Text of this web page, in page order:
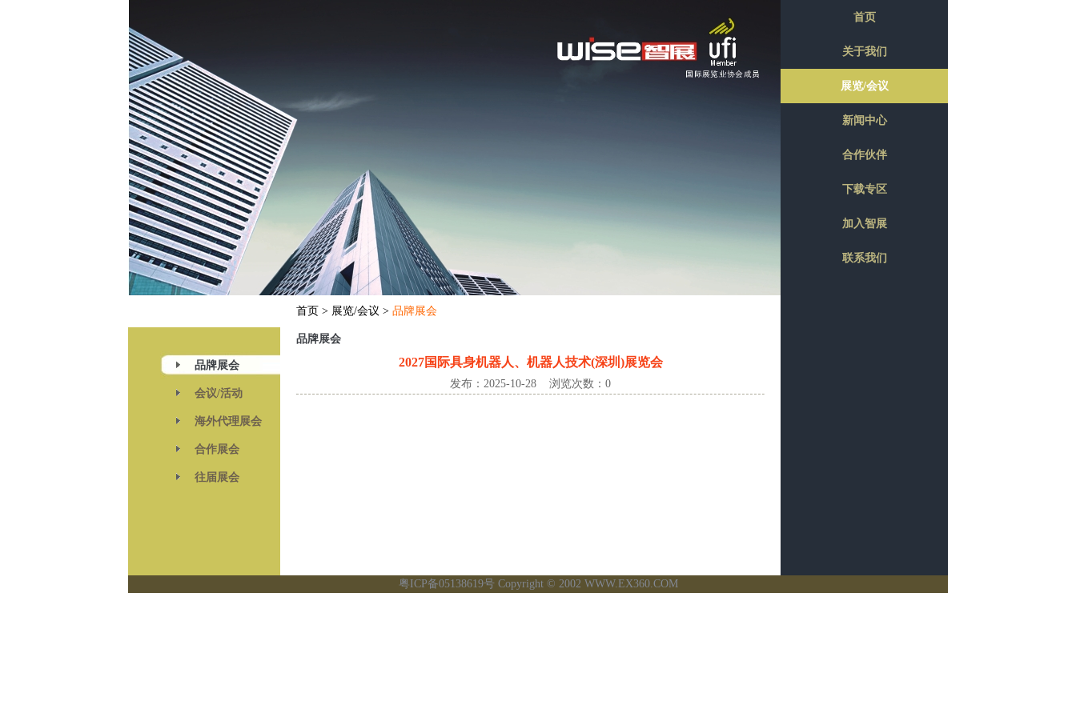
首页 > 展览/会议 > 品牌展会
品牌展会
会议/活动
海外代理展会
合作展会
往届展会
品牌展会
2027国际具身机器人、机器人技术(深圳)展览会
发布：2025-10-28 浏览次数：0
首页
关于我们
展览/会议
新闻中心
合作伙伴
下载专区
加入智展
联系我们
粤ICP备05138619号Copyright © 2002 WWW.EX360.COM